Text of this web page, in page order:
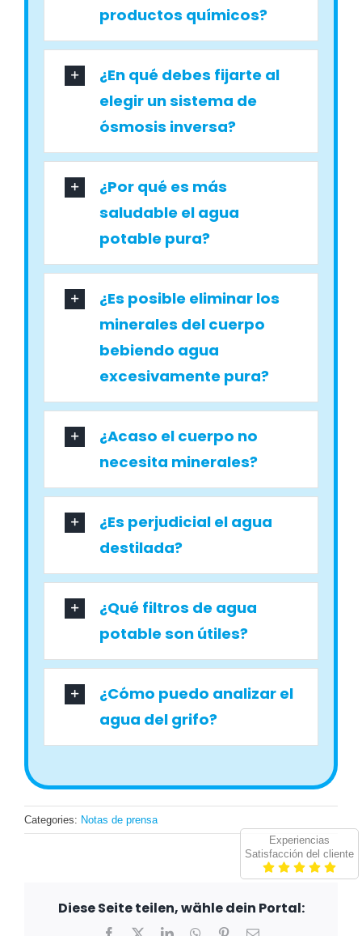
productos químicos?
¿En qué debes fijarte al
elegir un sistema de
ósmosis inversa?
¿Por qué es más
saludable el agua
potable pura?
¿Es posible eliminar los
minerales del cuerpo
bebiendo agua
excesivamente pura?
¿Acaso el cuerpo no
necesita minerales?
¿Es perjudicial el agua
destilada?
¿Qué filtros de agua
potable son útiles?
¿Cómo puedo analizar el
agua del grifo?
Categories: Notas de prensa
Diese Seite teilen, wähle dein Portal:
Facebook LinkedInWhatsApp
PinterestEmail
Experiencias
Satisfacción del cliente